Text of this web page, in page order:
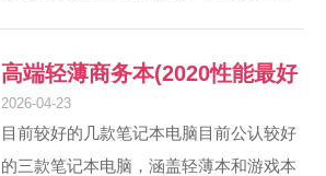
体风格和主题 首先，明确美术本子封皮的
整体风格和主题...
A项正确，如《国务院关于同意乌鲁木
齐、昌吉、石河子高新技术产业开发区建
设国家自主创新示范区的批复》，当事由
高端轻薄商务本(2020性能最好
的商务轻薄本)
2026-04-23
目前较好的几款笔记本电脑目前公认较好
的三款笔记本电脑，涵盖轻薄本和游戏本